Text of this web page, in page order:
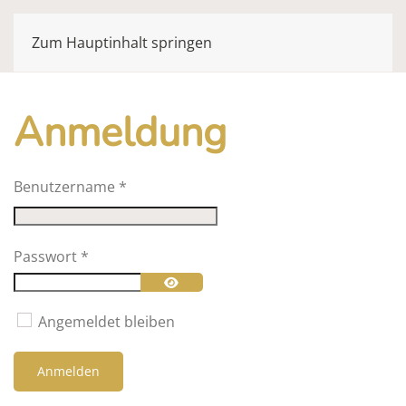
Zum Hauptinhalt springen
Anmeldung
Benutzername *
Passwort *
Passwort anzeigen
Angemeldet bleiben
Anmelden